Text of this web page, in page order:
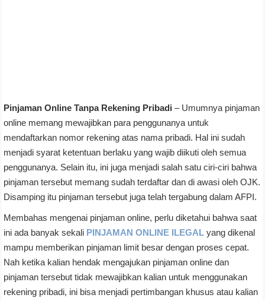
Pinjaman Online Tanpa Rekening Pribadi – Umumnya pinjaman
online memang mewajibkan para penggunanya untuk
mendaftarkan nomor rekening atas nama pribadi. Hal ini sudah
menjadi syarat ketentuan berlaku yang wajib diikuti oleh semua
penggunanya. Selain itu, ini juga menjadi salah satu ciri-ciri bahwa
pinjaman tersebut memang sudah terdaftar dan di awasi oleh OJK.
Disamping itu pinjaman tersebut juga telah tergabung dalam AFPI.
Membahas mengenai pinjaman online, perlu diketahui bahwa saat
ini ada banyak sekali PINJAMAN ONLINE ILEGAL yang dikenal
mampu memberikan pinjaman limit besar dengan proses cepat.
Nah ketika kalian hendak mengajukan pinjaman online dan
pinjaman tersebut tidak mewajibkan kalian untuk menggunakan
rekening pribadi, ini bisa menjadi pertimbangan khusus atau kalian